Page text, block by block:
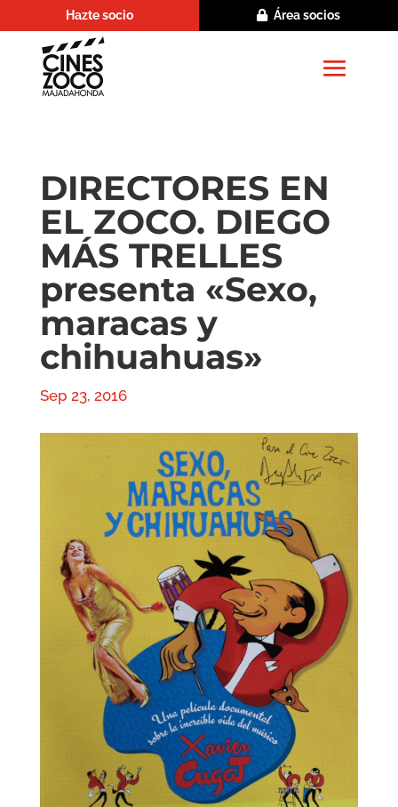
Hazte socio Área socios
DIRECTORES EN
EL ZOCO. DIEGO
MÁS TRELLES
presenta «Sexo,
maracas y
chihuahuas»
Sep 23, 2016